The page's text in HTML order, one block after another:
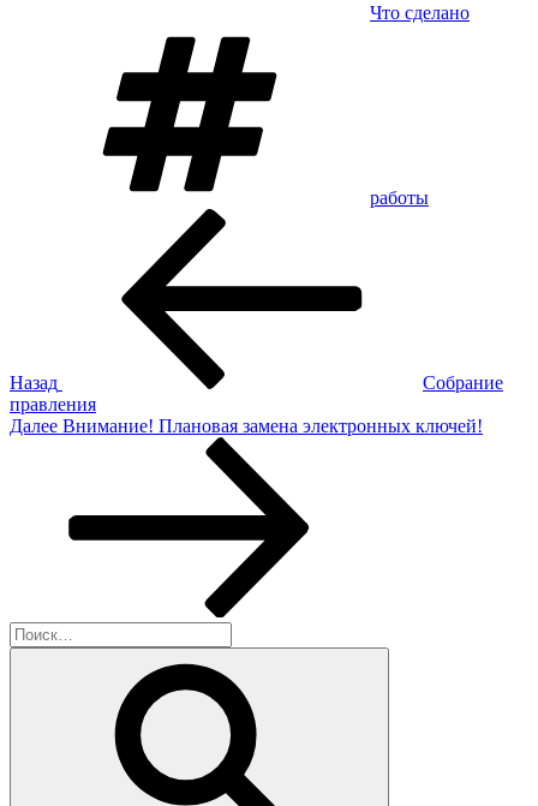
Что сделано
работы
Назад
Собрание
правления
Следующая
Далее Внимание! Плановая замена электронных ключей!
Искать: